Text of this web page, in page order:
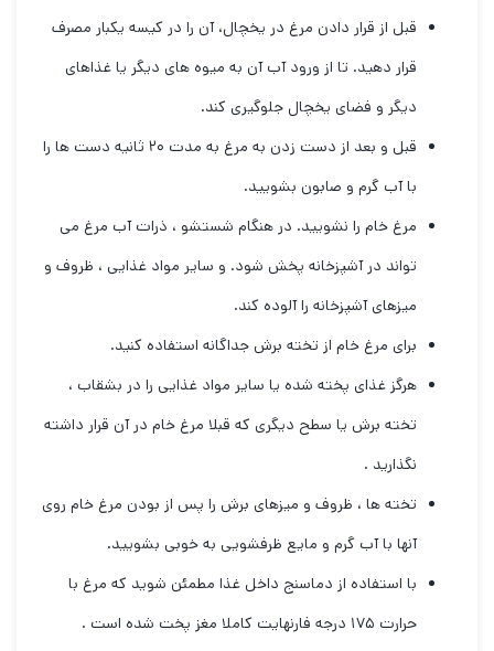
قبل از قرار دادن مرغ در یخچال، آن را در کیسه یکبار مصرف
قرار دهید. تا از ورود آب آن به میوه های دیگر یا غذاهای
دیگر و فضای یخچال جلوگیری کند.
قبل و بعد از دست زدن به مرغ به مدت ۲۰ ثانیه دست ها را
با آب گرم و صابون بشویید.
مرغ خام را نشویید. در هنگام شستشو ، ذرات آب مرغ می
تواند در آشپزخانه پخش شود. و سایر مواد غذایی ، ظروف و
میزهای آشپزخانه را آلوده کند.
برای مرغ خام از تخته برش جداگانه استفاده کنید.
هرگز غذای پخته شده یا سایر مواد غذایی را در بشقاب ،
تخته برش یا سطح دیگری که قبلا مرغ خام در آن قرار داشته
نگذارید .
تخته ها ، ظروف و میزهای برش را پس از بودن مرغ خام روی
آنها با آب گرم و مایع ظرفشویی به خوبی بشویید.
با استفاده از دماسنج داخل غذا مطمئن شوید که مرغ با
حرارت ۱۷۵ درجه فارنهایت کاملا مغز پخت شده است .